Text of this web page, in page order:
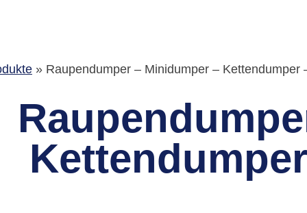
» Raupendumper – Minidumper – Kettendumper